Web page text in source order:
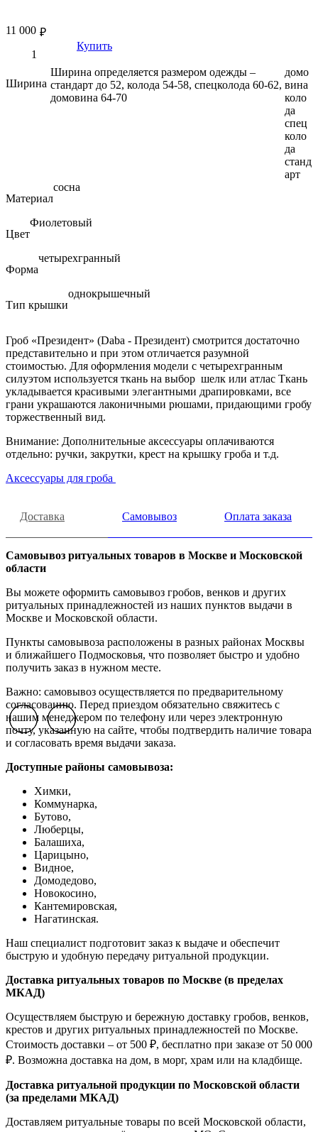
₽
11 000
Купить
Ширина
Ширина определяется размером одежды –
стандарт до 52, колода 54-58, спецколода 60-62,
домовина 64-70
домо
вина
коло
да
спец
коло
да
станд
арт
Материал
сосна
Цвет
Фиолетовый
Форма
четырехгранный
Тип крышки
однокрышечный
Гроб «Президент» (Daba - Президент) смотрится достаточно
представительно и при этом отличается разумной
стоимостью. Для оформления модели с четырехгранным
силуэтом используется ткань на выбор шелк или атлас Ткань
укладывается красивыми элегантными драпировками, все
грани украшаются лаконичными рюшами, придающими гробу
торжественный вид.
Внимание: Дополнительные аксессуары оплачиваются
отдельно: ручки, закрутки, крест на крышку гроба и т.д.
Аксессуары для гроба
Доставка Самовывоз Оплата заказа
Самовывоз ритуальных товаров в Москве и Московской
области
Вы можете оформить самовывоз гробов, венков и других
ритуальных принадлежностей из наших пунктов выдачи в
Москве и Московской области.
Пункты самовывоза расположены в разных районах Москвы
и ближайшего Подмосковья, что позволяет быстро и удобно
получить заказ в нужном месте.
Важно: самовывоз осуществляется по предварительному
согласованию. Перед приездом обязательно свяжитесь с
нашим менеджером по телефону или через электронную
почту, указанную на сайте, чтобы подтвердить наличие товара
и согласовать время выдачи заказа.
Доступные районы самовывоза:
Химки,
Коммунарка,
Бутово,
Люберцы,
Балашиха,
Царицыно,
Видное,
Домодедово,
Новокосино,
Кантемировская,
Нагатинская.
Наш специалист подготовит заказ к выдаче и обеспечит
быструю и удобную передачу ритуальной продукции.
Доставка ритуальных товаров по Москве (в пределах
МКАД)
Осуществляем быструю и бережную доставку гробов, венков,
крестов и других ритуальных принадлежностей по Москве.
Стоимость доставки – от 500 ₽, бесплатно при заказе от 50 000
₽. Возможна доставка на дом, в морг, храм или на кладбище.
Доставка ритуальной продукции по Московской области
(за пределами МКАД)
Доставляем ритуальные товары по всей Московской области,
Previous slideNext slide
Previous slideNext slide
Previous slideNext slide